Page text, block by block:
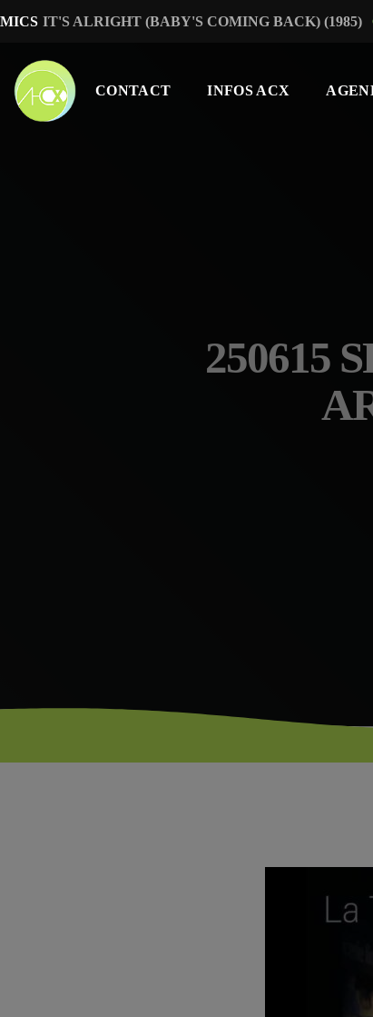
IT'S ALRIGHT (BABY'S COMING BACK) (1985)
CONTACT INFOS ACX
250615